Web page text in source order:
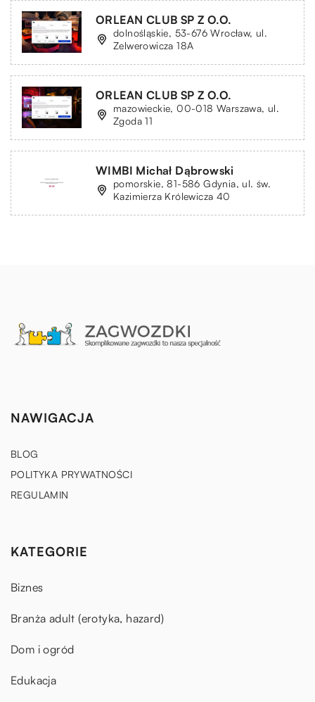
ORLEAN CLUB SP Z O.O.
dolnośląskie, 53-676 Wrocław, ul.
Zelwerowicza 18A
ORLEAN CLUB SP Z O.O.
mazowieckie, 00-018 Warszawa, ul.
Zgoda 11
WIMBI Michał Dąbrowski
pomorskie, 81-586 Gdynia, ul. św.
Kazimierza Królewicza 40
NAWIGACJA
BLOG
POLITYKA PRYWATNOŚCI
REGULAMIN
KATEGORIE
Biznes
Branża adult (erotyka, hazard)
Dom i ogród
Edukacja